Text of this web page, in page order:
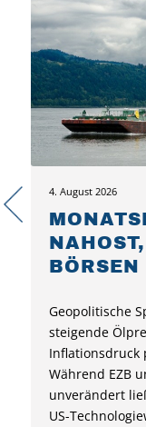
BÖRSEN
Geopolitische
steigende
Inflationsdruck
Während EZB
unverändert
US-
4. August 2026